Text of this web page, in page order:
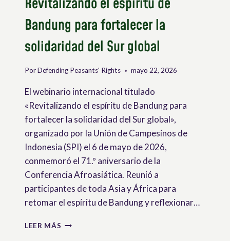
DERECHOS
Revitalizando el espíritu de
Bandung para fortalecer la
solidaridad del Sur global
PorDefending Peasants' Rights mayo 22, 2026
El webinario internacional titulado
«Revitalizando el espíritu de Bandung para
fortalecer la solidaridad del Sur global»,
organizado por la Unión de Campesinos de
Indonesia (SPI) el 6 de mayo de 2026,
conmemoró el 71.º aniversario de la
Conferencia Afroasiática. Reunió a
participantes de toda Asia y África para
retomar el espíritu de Bandung y reflexionar…
LEER MÁS WEBINARIO